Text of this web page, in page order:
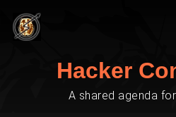
Hacker
A shared agenda